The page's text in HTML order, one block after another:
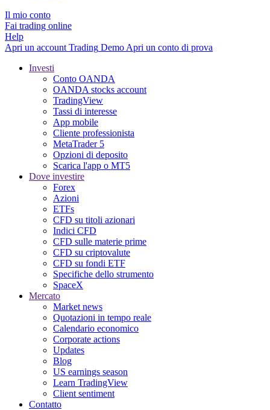
Il mio conto
Fai trading online
Help
Apri un account Trading Demo Apri un conto di prova
Investi
Conto OANDA
OANDA stocks account
TradingView
Tassi di interesse
App mobile
Cliente professionista
MetaTrader 5
Opzioni di deposito
Scarica l'app o MT5
Dove investire
Forex
Azioni
ETFs
CFD su titoli azionari
Indici CFD
CFD sulle materie prime
CFD su criptovalute
CFD su fondi ETF
Specifiche dello strumento
SpaceX
Mercato
Market news
Quotazioni in tempo reale
Calendario economico
Corporate actions
Updates
Blog
US earnings season
Learn TradingView
Client sentiment
Contatto